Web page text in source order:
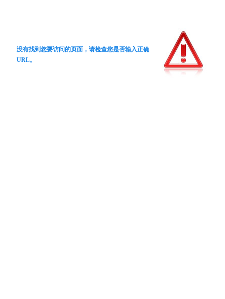
没有找到您要访问的页面，请检查您是否输入正确
URL。